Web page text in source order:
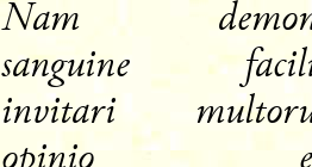
Nam
sanguine
invitari
opinio